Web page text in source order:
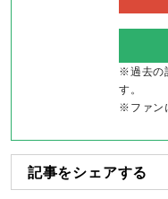
※過去の
す。
※ファン
記事をシェアする